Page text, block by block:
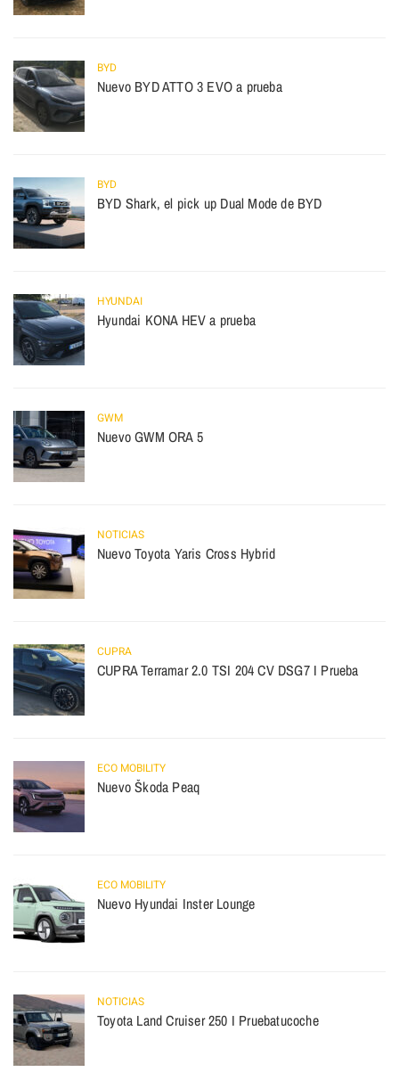
BYD
Nuevo BYD ATTO 3 EVO a prueba
BYD
BYD Shark, el pick up Dual Mode de BYD
HYUNDAI
Hyundai KONA HEV a prueba
GWM
Nuevo GWM ORA 5
NOTICIAS
Nuevo Toyota Yaris Cross Hybrid
CUPRA
CUPRA Terramar 2.0 TSI 204 CV DSG7 I Prueba
ECO MOBILITY
Nuevo Škoda Peaq
ECO MOBILITY
Nuevo Hyundai Inster Lounge
NOTICIAS
Toyota Land Cruiser 250 I Pruebatucoche